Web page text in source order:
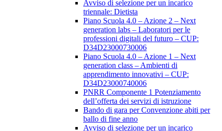
Avviso di selezione per un incarico
triennale: Dietista
Piano Scuola 4.0 – Azione 2 – Next
generation labs – Laboratori per le
professioni digitali del futuro – CUP:
D34D23000730006
Piano Scuola 4.0 – Azione 1 – Next
generation class – Ambienti di
apprendimento innovativi – CUP:
D34D23000740006
PNRR Componente 1 Potenziamento
dell’offerta dei servizi di istruzione
Bando di gara per Convenzione abiti per
ballo di fine anno
Avviso di selezione per un incarico